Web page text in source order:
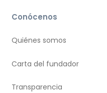
Conócenos
Quiénes somos
Carta del fundador
Transparencia